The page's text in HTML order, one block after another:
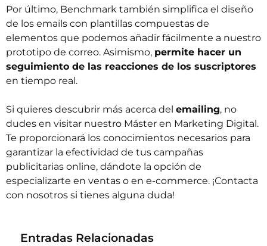
Por último, Benchmark también simplifica el diseño
de los emails con plantillas compuestas de
elementos que podemos añadir fácilmente a nuestro
prototipo de correo. Asimismo, permite hacer un
seguimiento de las reacciones de los suscriptores
en tiempo real.
Si quieres descubrir más acerca del emailing, no
dudes en visitar nuestro Máster en Marketing Digital.
Te proporcionará los conocimientos necesarios para
garantizar la efectividad de tus campañas
publicitarias online, dándote la opción de
especializarte en ventas o en e-commerce. ¡Contacta
con nosotros si tienes alguna duda!
Entradas Relacionadas